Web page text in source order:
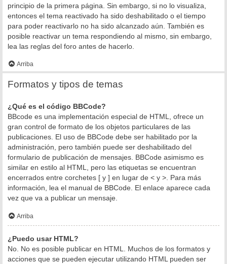
principio de la primera página. Sin embargo, si no lo visualiza,
entonces el tema reactivado ha sido deshabilitado o el tiempo
para poder reactivarlo no ha sido alcanzado aún. También es
posible reactivar un tema respondiendo al mismo, sin embargo,
lea las reglas del foro antes de hacerlo.
Arriba
Formatos y tipos de temas
¿Qué es el código BBCode?
BBcode es una implementación especial de HTML, ofrece un
gran control de formato de los objetos particulares de las
publicaciones. El uso de BBCode debe ser habilitado por la
administración, pero también puede ser deshabilitado del
formulario de publicación de mensajes. BBCode asimismo es
similar en estilo al HTML, pero las etiquetas se encuentran
encerrados entre corchetes [ y ] en lugar de < y >. Para más
información, lea el manual de BBCode. El enlace aparece cada
vez que va a publicar un mensaje.
Arriba
¿Puedo usar HTML?
No. No es posible publicar en HTML. Muchos de los formatos y
acciones que se pueden ejecutar utilizando HTML pueden ser